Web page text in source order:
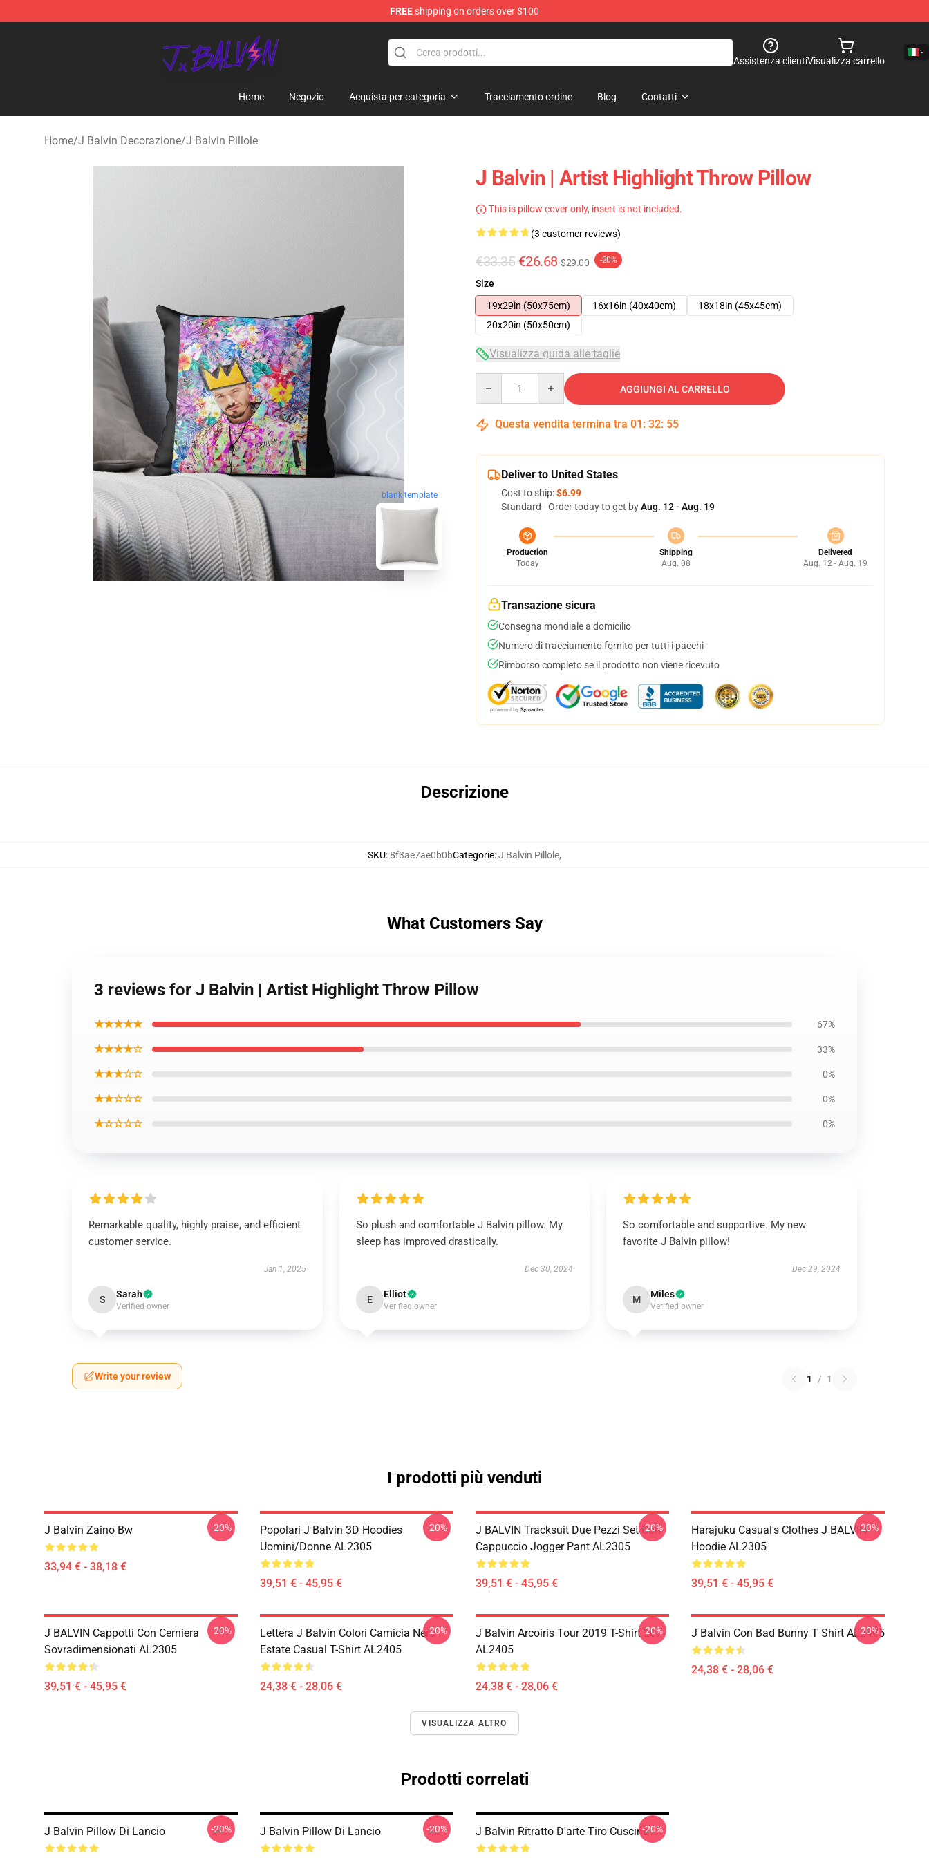
FREEshipping on orders over $100
J Balvin Store - Official J Balvin Merchandise Shop
Assistenza clientiVisualizza carrello
Home Negozio Acquista per categoria Tracciamento ordine Blog Contatti
Home/J Balvin Decorazione/J Balvin Pillole
blank template
J Balvin | Artist Highlight Throw Pillow
This is pillow cover only, insert is not included.
(3 customer reviews)
€33.35 €26.68 $29.00 -20%
Size
19x29in (50x75cm)
16x16in (40x40cm)
18x18in (45x45cm)
20x20in (50x50cm)
Visualizza guida alle taglie
AGGIUNGI AL CARRELLO
Questa vendita termina tra 01 : 32: 54
Deliver to United States
Cost to ship:$6.99
Standard - Order today to get byAug. 12 - Aug. 19
Production
Today
Shipping
Aug. 08
Delivered
Aug. 12 - Aug. 19
Transazione sicura
Consegna mondiale a domicilio
Numero di tracciamento fornito per tutti i pacchi
Rimborso completo se il prodotto non viene ricevuto
Descrizione
SKU:8f3ae7ae0b0bCategorie:J Balvin Pillole,
What Customers Say
3 reviews for J Balvin | Artist Highlight Throw Pillow
★★★★★ 67%
★★★★☆ 33%
★★★☆☆ 0%
★★☆☆☆ 0%
★☆☆☆☆ 0%
Remarkable quality, highly praise, and efficient
customer service.
Jan 1, 2025
S Sarah
Verified owner
So plush and comfortable J Balvin pillow. My
sleep has improved drastically.
Dec 30, 2024
E Elliot
Verified owner
So comfortable and supportive. My new
favorite J Balvin pillow!
Dec 29, 2024
M Miles
Verified owner
Write your review 1 / 1
I prodotti più venduti
J Balvin Zaino Bw
33,94 € - 38,18 €
-20%
Popolari J Balvin 3D Hoodies
Uomini/donne AL2305
39,51 € - 45,95 €
-20%
J BALVIN Tracksuit Due Pezzi Set Con
Cappuccio Jogger Pant AL2305
39,51 € - 45,95 €
-20%
Harajuku Casual's Clothes J BALVIN
Hoodie AL2305
39,51 € - 45,95 €
-20%
J BALVIN Cappotti Con Cerniera
Sovradimensionati AL2305
39,51 € - 45,95 €
-20%
Lettera J Balvin Colori Camicia Nera
Estate Casual T-Shirt AL2405
24,38 € - 28,06 €
-20%
J Balvin Arcoiris Tour 2019 T-Shirt 207
AL2405
24,38 € - 28,06 €
-20% J Balvin Con Bad Bunny T Shirt AL2405
24,38 € - 28,06 €
-20%
VISUALIZZA ALTRO
Prodotti correlati
J Balvin Pillow Di Lancio -20% J Balvin Pillow Di Lancio -20% J Balvin Ritratto D'arte Tiro Cuscino-20%